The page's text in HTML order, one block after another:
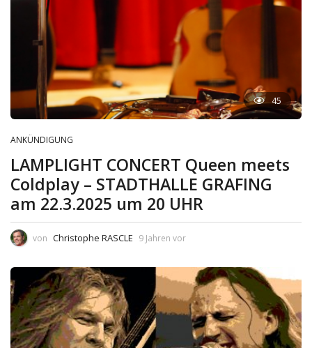
45
ANKÜNDIGUNG
LAMPLIGHT CONCERT Queen meets
Coldplay – STADTHALLE GRAFING
am 22.3.2025 um 20 UHR
von Christophe RASCLE 9 Jahren vor